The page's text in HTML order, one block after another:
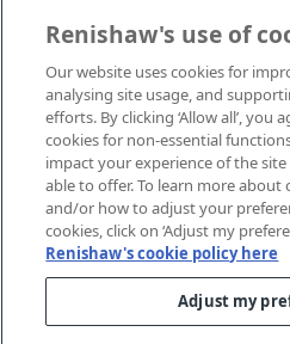
Beurzen en
Evenementen waaraan we
© 2001-2026 Renishaw plc. Alle
Renishaw's use of
Our website uses cookies for
analysing site usage, and
efforts. By clicking ‘Allow all’, you
cookies for non-essential
impact your experience of the
able to offer. To learn more about
and/or how to adjust your
cookies, click on ‘Adjust my
Renishaw's cookie policy here
Adjust my